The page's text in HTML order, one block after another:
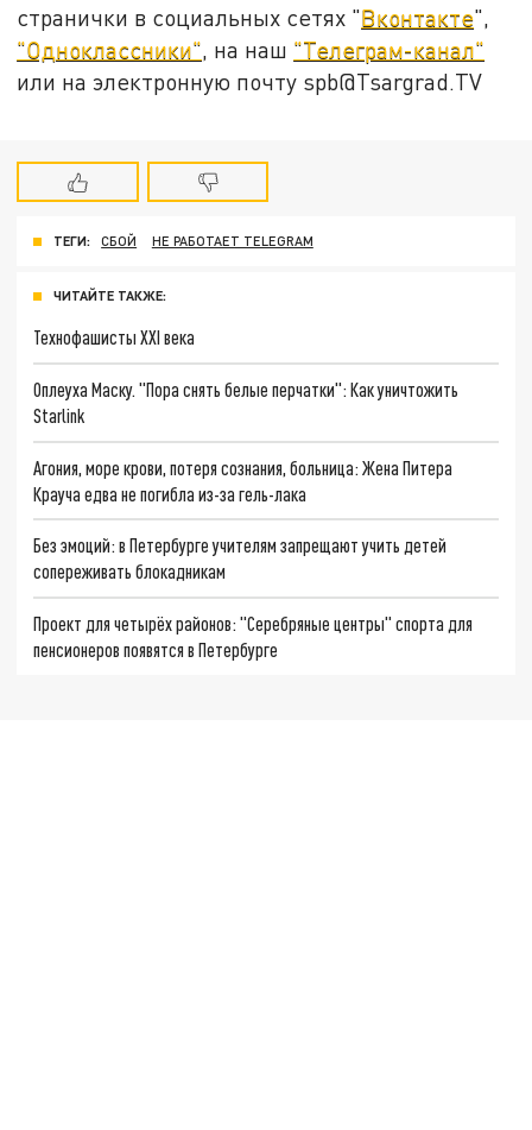
странички в социальных сетях "Вконтакте",
"Одноклассники", на наш "Телеграм-канал"
или на электронную почту spb@Tsargrad.TV
ТЕГИ: СБОЙ НЕ РАБОТАЕТ TELEGRAM
ЧИТАЙТЕ ТАКЖЕ:
Технофашисты XXI века
Оплеуха Маску. "Пора снять белые перчатки": Как уничтожить
Starlink
Агония, море крови, потеря сознания, больница: Жена Питера
Крауча едва не погибла из-за гель-лака
Без эмоций: в Петербурге учителям запрещают учить детей
сопереживать блокадникам
Проект для четырёх районов: "Серебряные центры" спорта для
пенсионеров появятся в Петербурге